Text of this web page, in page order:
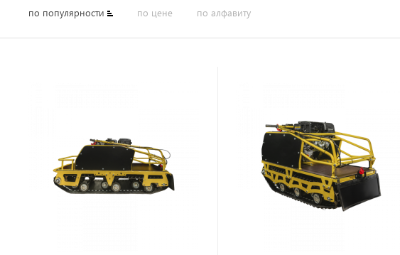
по популярности по цене по алфавиту